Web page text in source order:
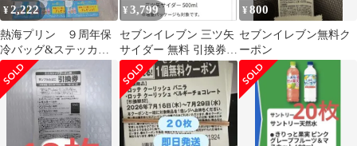
¥2,222
熱海プリン ９周年保
冷バッグ&ステッカー&
シール、ショップカー
ド他のおまけ付き！
¥ 3,799
セブンイレブン 三ツ矢
サイダー 無料 引換券
クーポン
¥800
セブンイレブン無料ク
ーポン